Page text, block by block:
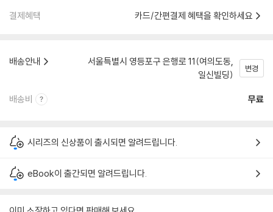
결제혜택 카드/간편결제 혜택을 확인하세요
배송안내
서울특별시 영등포구 은행로 11(여의도동,
일신빌딩)
변경
배송비 무료
시리즈의 신상품이 출시되면 알려드립니다.
eBook이 출간되면 알려드립니다.